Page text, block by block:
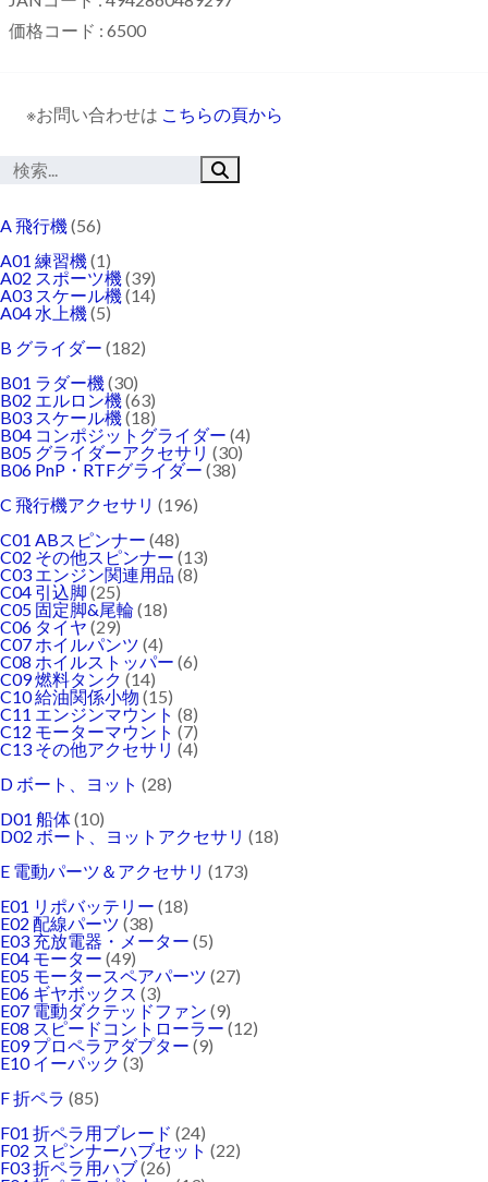
価格コード : 6500
※お問い合わせは こちらの頁から
A 飛行機(56)
A01 練習機(1)
A02 スポーツ機(39)
A03 スケール機(14)
A04 水上機(5)
B グライダー (182)
B01 ラダー機(30)
B02 エルロン機(63)
B03 スケール機(18)
B04 コンポジットグライダー (4)
B05 グライダーアクセサリ (30)
B06 PnP・RTFグライダー (38)
C 飛行機アクセサリ (196)
C01 ABスピンナー (48)
C02 その他スピンナー (13)
C03 エンジン関連用品 (8)
C04 引込脚 (25)
C05 固定脚&尾輪(18)
C06 タイヤ (29)
C07 ホイルパンツ (4)
C08 ホイルストッパー (6)
C09 燃料タンク (14)
C10 給油関係小物 (15)
C11 エンジンマウント (8)
C12 モーターマウント (7)
C13 その他アクセサリ (4)
D ボート、ヨット (28)
D01 船体(10)
D02 ボート、ヨットアクセサリ (18)
E 電動パーツ＆アクセサリ (173)
E01 リポバッテリー (18)
E02 配線パーツ (38)
E03 充放電器・メーター (5)
E04 モーター (49)
E05 モータースペアパーツ (27)
E06 ギヤボックス (3)
E07 電動ダクテッドファン (9)
E08 スピードコントローラー (12)
E09 プロペラアダプター (9)
E10 イーパック (3)
F 折ペラ (85)
F01 折ペラ用ブレード (24)
F02 スピンナーハブセット (22)
F03 折ペラ用ハブ(26)